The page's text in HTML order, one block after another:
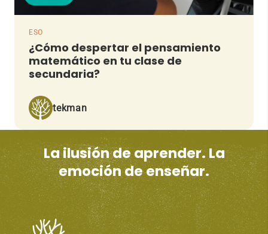
ESO
¿Cómo despertar el pensamiento
matemático en tu clase de
secundaria?
tekman
La ilusión de aprender. La
emoción de enseñar.